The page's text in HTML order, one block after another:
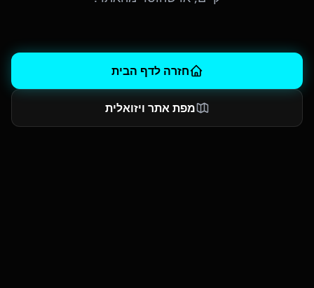
חזרה לדף הבית
מפת אתר ויזואלית